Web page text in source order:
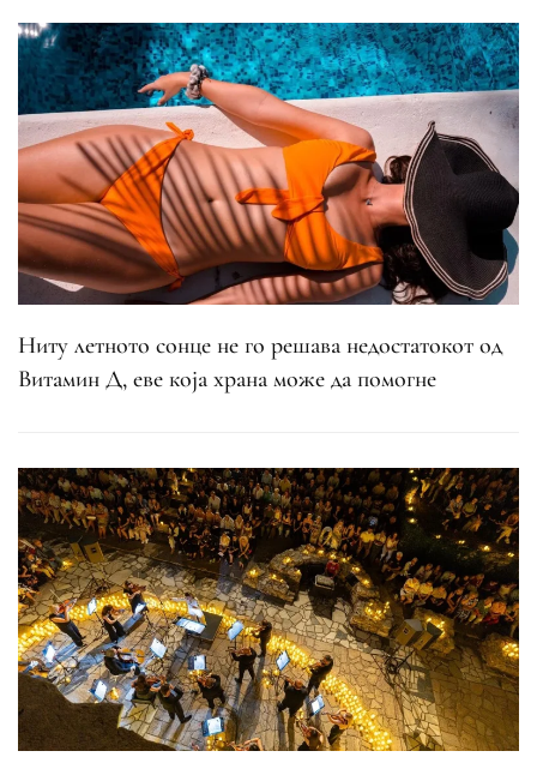
Ниту летното сонце не го решава недостатокот од
Витамин Д, еве која храна може да помогне